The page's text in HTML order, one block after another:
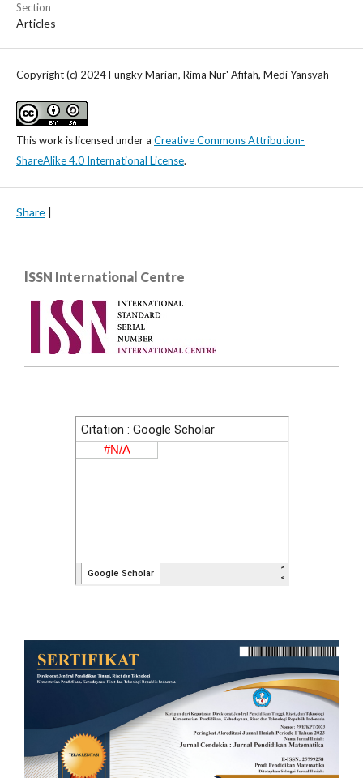
Section
Articles
Copyright (c) 2024 Fungky Marian, Rima Nur' Afifah, Medi Yansyah
This work is licensed under a Creative Commons Attribution-
ShareAlike 4.0 International License.
Share |
lSSN International Centre